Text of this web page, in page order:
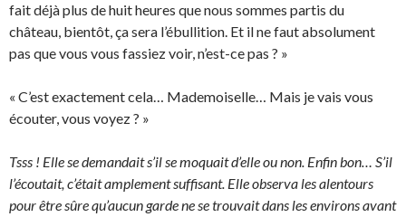
fait déjà plus de huit heures que nous sommes partis du
château, bientôt, ça sera l’ébullition. Et il ne faut absolument
pas que vous vous fassiez voir, n’est-ce pas ? »
« C’est exactement cela… Mademoiselle… Mais je vais vous
écouter, vous voyez ? »
Tsss ! Elle se demandait s’il se moquait d’elle ou non. Enfin bon… S’il
l’écoutait, c’était amplement suffisant. Elle observa les alentours
pour être sûre qu’aucun garde ne se trouvait dans les environs avant